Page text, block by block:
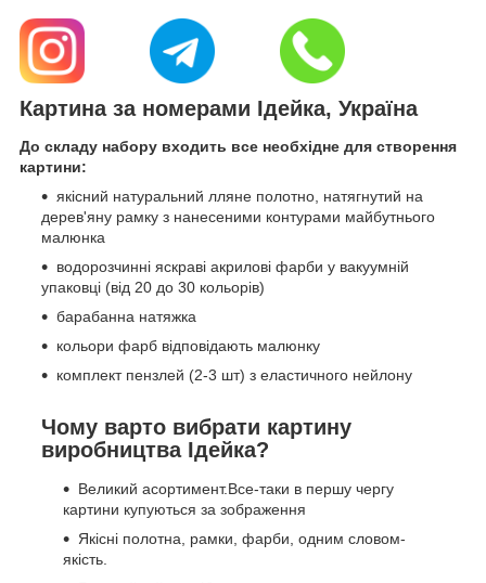
Картина за номерами Ідейка, Україна
До складу набору входить все необхідне для створення
картини:
якісний натуральний лляне полотно, натягнутий на
дерев'яну рамку з нанесеними контурами майбутнього
малюнка
водорозчинні яскраві акрилові фарби у вакуумній
упаковці (від 20 до 30 кольорів)
барабанна натяжка
кольори фарб відповідають малюнку
комплект пензлей (2-3 шт) з еластичного нейлону
Чому варто вибрати картину
виробництва Ідейка?
Великий асортимент.Все-таки в першу чергу
картини купуються за зображення
Якісні полотна, рамки, фарби, одним словом-
якість.